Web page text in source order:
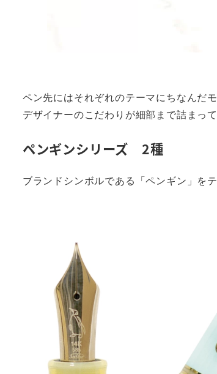
ペン先にはそれぞれのテーマにちなんだ
デザイナーのこだわりが細部まで詰まって
ペンギンシリーズ 2種
ブランドシンボルである「ペンギン」を